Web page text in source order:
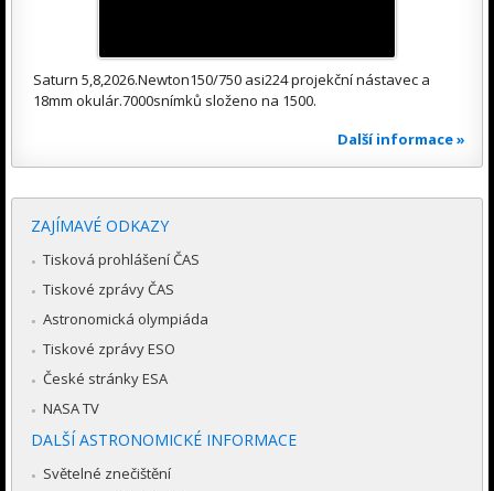
Saturn 5,8,2026.Newton150/750 asi224 projekční nástavec a
18mm okulár.7000snímků složeno na 1500.
Další informace »
ZAJÍMAVÉ ODKAZY
Tisková prohlášení ČAS
Tiskové zprávy ČAS
Astronomická olympiáda
Tiskové zprávy ESO
České stránky ESA
NASA TV
DALŠÍ ASTRONOMICKÉ INFORMACE
Světelné znečištění